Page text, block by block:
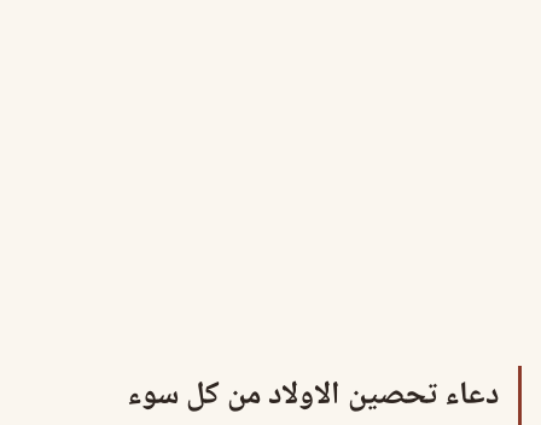
دعاء تحصين الاولاد من كل سوء